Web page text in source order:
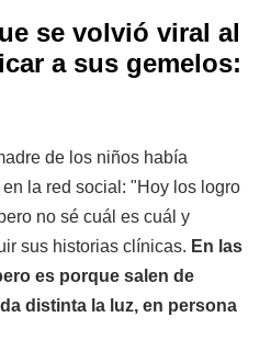
se volvió viral al
a sus gemelos:
de los niños había
la red social: "Hoy los logro
no sé cuál es cuál y
sus historias clínicas. En las
es porque salen de
distinta la luz, en persona